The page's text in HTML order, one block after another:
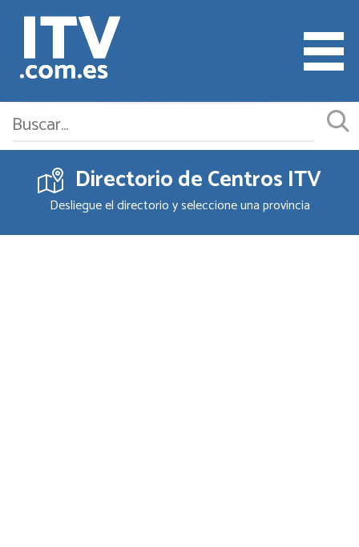
Cita ITV
Cambiar o Anular Cita
Directorio de Centros ITV
Desliegue el directorio y seleccione una provincia